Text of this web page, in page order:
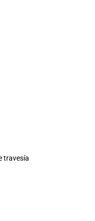
travesía